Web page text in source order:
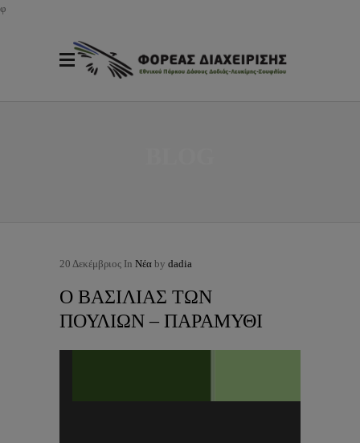
φ
20 Δεκέμβριος In Νέα by dadia
Ο ΒΑΣΙΛΙΑΣ ΤΩΝ
ΠΟΥΛΙΩΝ – ΠΑΡΑΜΥΘΙ